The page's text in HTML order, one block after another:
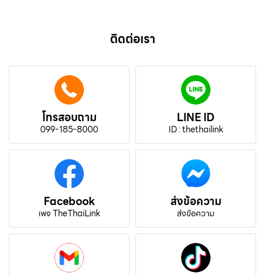
ติดต่อเรา
โทรสอบถาม
099-185-8000
LINE ID
ID : thethailink
Facebook
เพจ TheThaiLink
ส่งข้อความ
ส่งข้อความ